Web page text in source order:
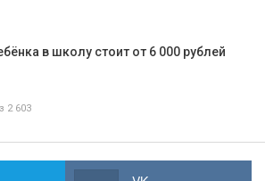
в школу стоит от 6 000 рублей
2 603